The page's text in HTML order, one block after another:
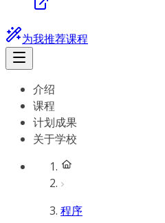
为我推荐课程
介绍
课程
计划成果
关于学校
程序